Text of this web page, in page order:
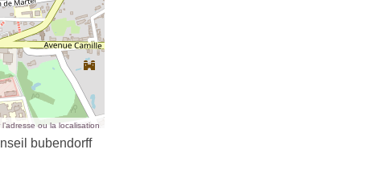
l’adresse ou la localisation
bubendorff